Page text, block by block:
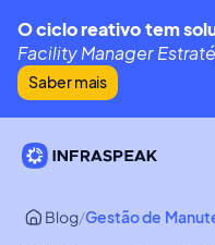
O ciclo reativo tem
Facility Manager
Saber mais
Blog/Gestão de